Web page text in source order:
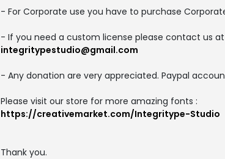
- For Corporate use you have to purchase
- If you need a custom license please contact us at
integritypestudio@gmail.com
- Any donation are very appreciated. Paypal
Please visit our store for more amazing fonts :
https://creativemarket.com/Integritype-Studio
Thank you.